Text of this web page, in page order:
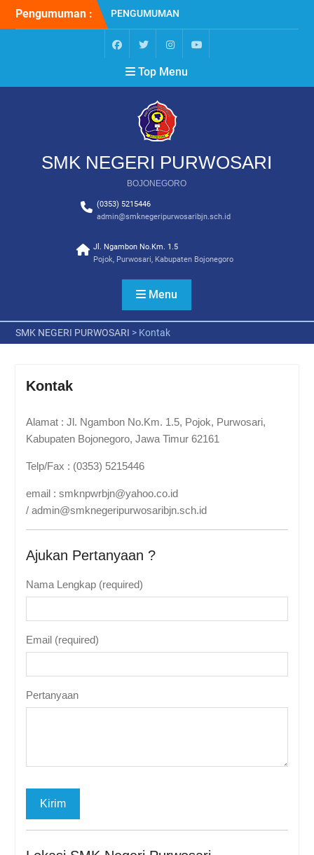
Pengumuman :
PENGUMUMAN
KELULUSAN SISWA KELAS
XII SMK NEGERI
PURWOSARI BOJONEGORO
TAHUN 2024/2025
PPDB SMK NEGERI
PURWOSARI BOJONEGORO
PENGUMUMAN
XII SMK NEGERI
TAHUN 2025/2026
facebooktwitter instagramYouTube
Top Menu
SMK NEGERI PURWOSARI
BOJONEGORO
(0353) 5215446
admin@smknegeripurwosaribjn.sch.id
Jl. Ngambon No.Km. 1.5
Pojok, Purwosari, Kabupaten Bojonegoro
Menu
SMK NEGERI PURWOSARI > Kontak
Kontak
Alamat : Jl. Ngambon No.Km. 1.5, Pojok, Purwosari,
Kabupaten Bojonegoro, Jawa Timur 62161
Telp/Fax : (0353) 5215446
email : smknpwrbjn@yahoo.co.id
/ admin@smknegeripurwosaribjn.sch.id
Ajukan Pertanyaan ?
Nama Lengkap (required)
Email (required)
Pertanyaan